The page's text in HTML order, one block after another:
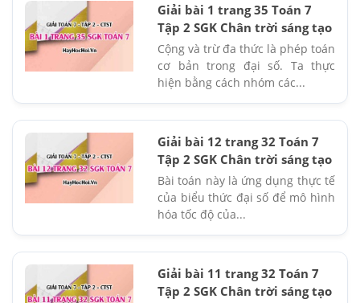
Giải bài 1 trang 35 Toán 7
Tập 2 SGK Chân trời sáng tạo
Cộng và trừ đa thức là phép toán
cơ bản trong đại số. Ta thực
hiện bằng cách nhóm các...
Giải bài 12 trang 32 Toán 7
Tập 2 SGK Chân trời sáng tạo
Bài toán này là ứng dụng thực tế
của biểu thức đại số để mô hình
hóa tốc độ của...
Giải bài 11 trang 32 Toán 7
Tập 2 SGK Chân trời sáng tạo